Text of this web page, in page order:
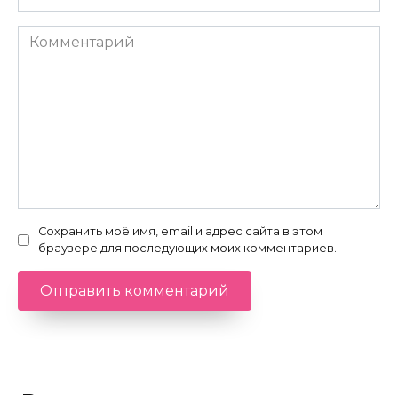
Комментарий
Сохранить моё имя, email и адрес сайта в этом
браузере для последующих моих комментариев.